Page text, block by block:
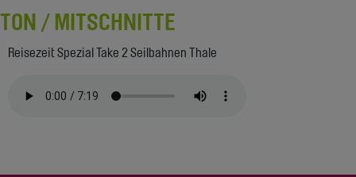
TON / MITSCHNITTE
Reisezeit Spezial Take 2 Seilbahnen Thale